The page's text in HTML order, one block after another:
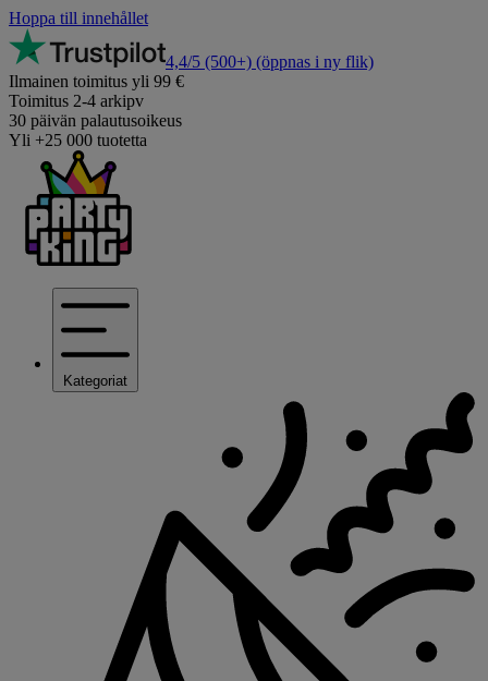
Hoppa till innehållet
4,4/5 (500+) (öppnas i ny flik)
Ilmainen toimitus yli 99 €
Toimitus 2-4 arkipv
30 päivän palautusoikeus
Yli +25 000 tuotetta
Kategoriat